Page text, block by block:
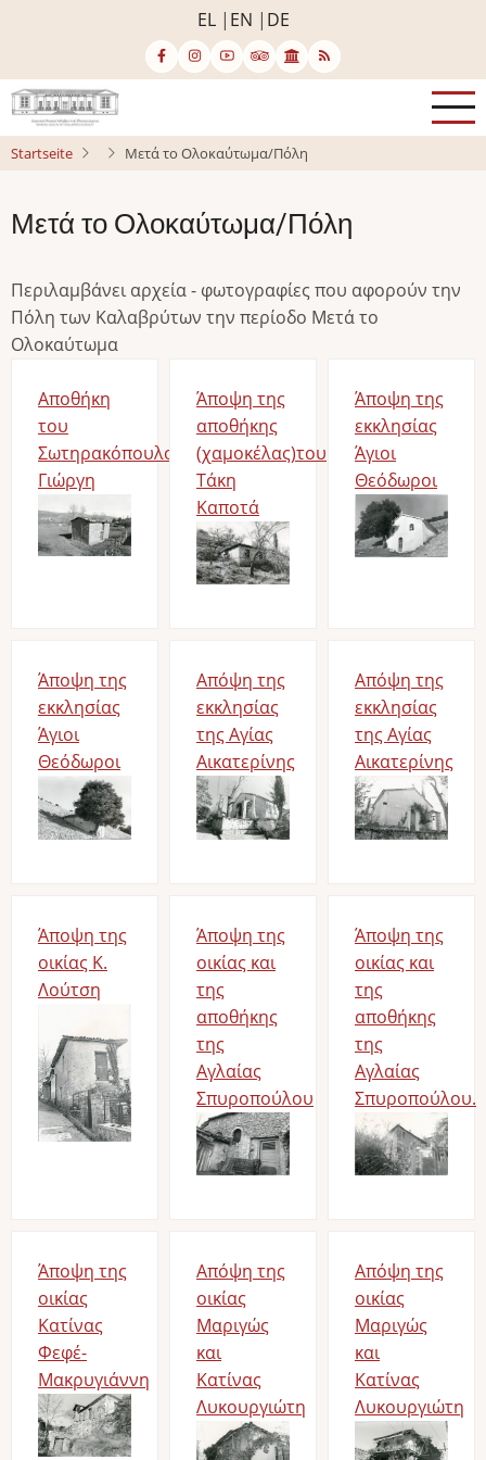
EL EN DE
Startseite Μετά το Ολοκαύτωμα/Πόλη
Μετά το Ολοκαύτωμα/Πόλη
Περιλαμβάνει αρχεία - φωτογραφίες που αφορούν την
Πόλη των Καλαβρύτων την περίοδο Μετά το
Ολοκαύτωμα
Αποθήκη
του
Σωτηρακόπουλου
Γιώργη
Bild
Άποψη της
αποθήκης
(χαμοκέλας)του
Τάκη
Καποτά
Bild
Άποψη της
εκκλησίας
Άγιοι
Θεόδωροι
Bild
Άποψη της
εκκλησίας
Άγιοι
Θεόδωροι
Απόψη της
εκκλησίας
της Αγίας
Αικατερίνης
Bild
Απόψη της
εκκλησίας
της Αγίας
Αικατερίνης
Bild
Άποψη της
οικίας Κ.
Λούτση
Άποψη της
οικίας και
της
αποθήκης
της
Αγλαίας
Σπυροπούλου
Bild
Άποψη της
οικίας και
της
αποθήκης
της
Αγλαίας
Σπυροπούλου.
Bild
Άποψη της
οικίας
Κατίνας
Φεφέ-
Μακρυγιάννη
Bild
Απόψη της
οικίας
Μαριγώς
και
Κατίνας
Λυκουργιώτη
Bild
Απόψη της
οικίας
Μαριγώς
και
Κατίνας
Λυκουργιώτη
Bild